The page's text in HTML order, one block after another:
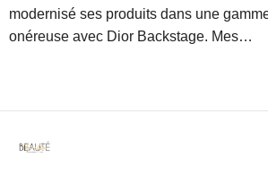
modernisé ses produits dans une
onéreuse avec Dior Backstage. Mes…